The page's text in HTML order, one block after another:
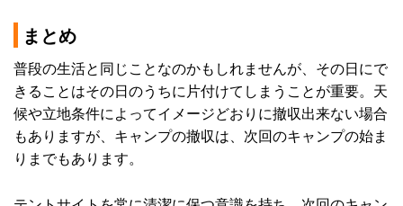
まとめ
普段の生活と同じことなのかもしれませんが、その日にで
きることはその日のうちに片付けてしまうことが重要。天
候や立地条件によってイメージどおりに撤収出来ない場合
もありますが、キャンプの撤収は、次回のキャンプの始ま
りまでもあります。